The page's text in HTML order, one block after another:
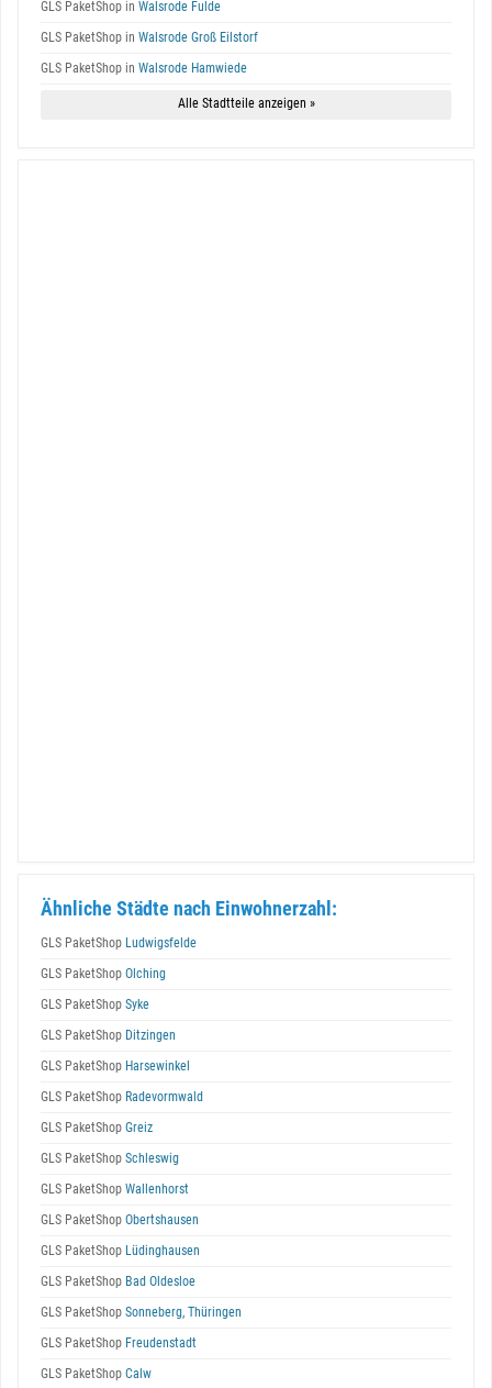
GLS PaketShop in Walsrode Fulde
GLS PaketShop in Walsrode Groß Eilstorf
GLS PaketShop in Walsrode Hamwiede
Alle Stadtteile anzeigen »
Ähnliche Städte nach Einwohnerzahl:
GLS PaketShop Ludwigsfelde
GLS PaketShop Olching
GLS PaketShop Syke
GLS PaketShop Ditzingen
GLS PaketShop Harsewinkel
GLS PaketShop Radevormwald
GLS PaketShop Greiz
GLS PaketShop Schleswig
GLS PaketShop Wallenhorst
GLS PaketShop Obertshausen
GLS PaketShop Lüdinghausen
GLS PaketShop Bad Oldesloe
GLS PaketShop Sonneberg, Thüringen
GLS PaketShop Freudenstadt
GLS PaketShop Calw